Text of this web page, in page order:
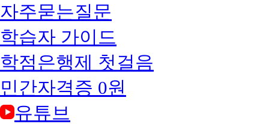
자주묻는질문
학습자 가이드
학점은행제 첫걸음
민간자격증 0원
유튜브